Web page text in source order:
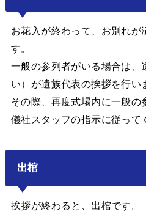
お花入が終わって、お別れが
す。
一般の参列者がいる場合は、
い）が遺族代表の挨拶を行い
その際、再度式場内に一般
儀社スタッフの指示に従って
出棺
挨拶が終わると、出棺です。